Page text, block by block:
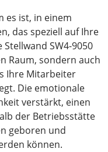
es ist, in einem
das speziell auf Ihre
SW4-9050
Raum, sondern auch
Ihre Mitarbeiter
Die emotionale
verstärkt, einen
der Betriebsstätte
geboren und
können.